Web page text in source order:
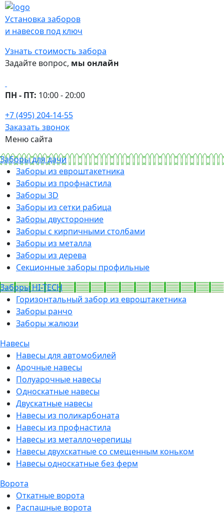
Установка заборов
и навесов под ключ
Узнать стоимость забора
Задайте вопрос, мы онлайн
ПН - ПТ: 10:00 - 20:00
+7 (495) 204-14-55
Заказать звонок
Меню сайта
Заборы для дачи
Заборы из евроштакетника
Заборы из профнастила
Заборы 3D
Заборы из сетки рабица
Заборы двусторонние
Заборы с кирпичными столбами
Заборы из металла
Заборы из дерева
Секционные заборы профильные
Заборы HI-TECH
Горизонтальный забор из евроштакетника
Заборы ранчо
Заборы жалюзи
Навесы
Навесы для автомобилей
Арочные навесы
Полуарочные навесы
Односкатные навесы
Двускатные навесы
Навесы из поликарбоната
Навесы из профнастила
Навесы из металлочерепицы
Навесы двухскатные со смещенным коньком
Навесы односкатные без ферм
Ворота
Откатные ворота
Распашные ворота